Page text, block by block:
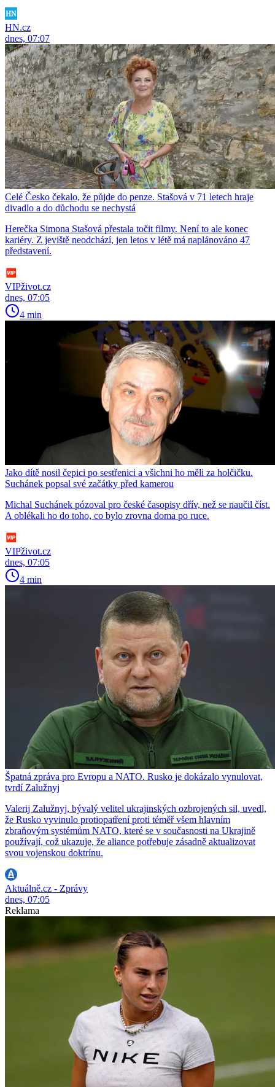
HN.cz
dnes, 07:07
Celé Česko čekalo, že půjde do penze. Stašová v 71 letech hraje
divadlo a do důchodu se nechystá
Herečka Simona Stašová přestala točit filmy. Není to ale konec
kariéry. Z jeviště neodchází, jen letos v létě má naplánováno 47
představení.
VIPživot.cz
dnes, 07:05
4 min
Jako dítě nosil čepici po sestřenici a všichni ho měli za holčičku.
Suchánek popsal své začátky před kamerou
Michal Suchánek pózoval pro české časopisy dřív, než se naučil číst.
A oblékali ho do toho, co bylo zrovna doma po ruce.
VIPživot.cz
dnes, 07:05
4 min
Špatná zpráva pro Evropu a NATO. Rusko je dokázalo vynulovat,
tvrdí Zalužnyj
Valerij Zalužnyj, bývalý velitel ukrajinských ozbrojených sil, uvedl,
že Rusko vyvinulo protiopatření proti téměř všem hlavním
zbraňovým systémům NATO, které se v současnosti na Ukrajině
používají, což ukazuje, že aliance potřebuje zásadně aktualizovat
svou vojenskou doktrínu.
Aktuálně.cz - Zprávy
dnes, 07:05
Reklama